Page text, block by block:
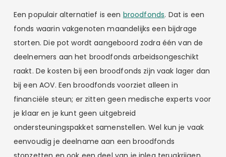
Een populair alternatief is een broodfonds. Dat is een
fonds waarin vakgenoten maandelijks een bijdrage
storten. Die pot wordt aangeboord zodra één van de
deelnemers aan het broodfonds arbeidsongeschikt
raakt. De kosten bij een broodfonds zijn vaak lager dan
bij een AOV. Een broodfonds voorziet alleen in
financiële steun; er zitten geen medische experts voor
je klaar en je kunt geen uitgebreid
ondersteuningspakket samenstellen. Wel kun je vaak
eenvoudig je deelname aan een broodfonds